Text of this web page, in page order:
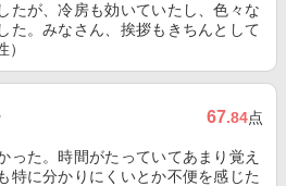
たが、冷房も効いていたし、色々な
た。みなさん、挨拶もきちんとして
67.84点
った。時間がたっていてあまり覚え
特に分かりにくいとか不便を感じた